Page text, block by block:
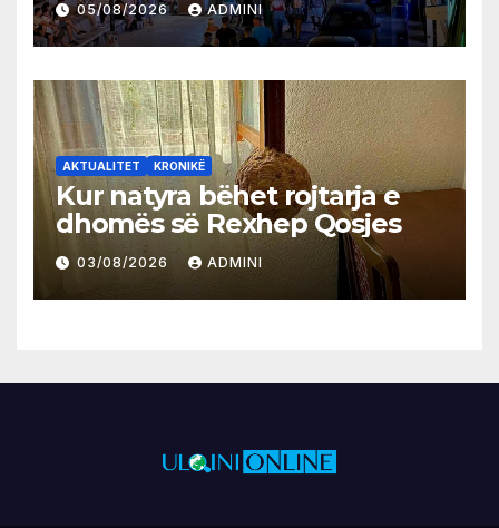
05/08/2026 ADMINI
AKTUALITET KRONIKË
Kur natyra bëhet rojtarja e
dhomës së Rexhep Qosjes
03/08/2026 ADMINI